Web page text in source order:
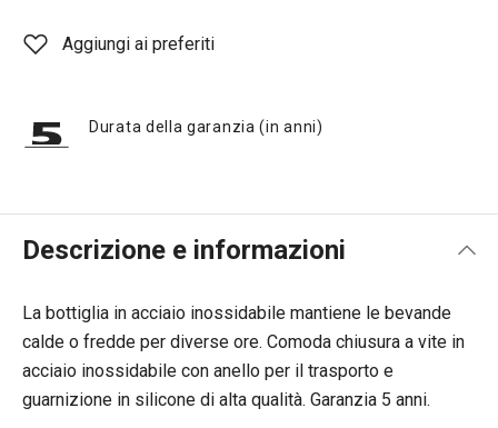
Aggiungi ai preferiti
Durata della garanzia (in anni)
Descrizione e informazioni
La bottiglia in acciaio inossidabile mantiene le bevande
calde o fredde per diverse ore. Comoda chiusura a vite in
acciaio inossidabile con anello per il trasporto e
guarnizione in silicone di alta qualità. Garanzia 5 anni.